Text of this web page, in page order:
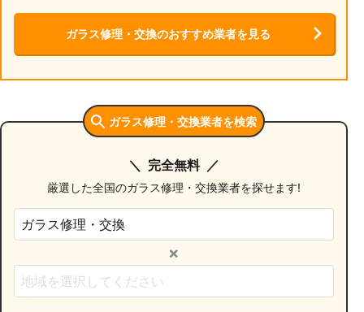
ガラス修理・交換のおすすめ業者を見る
ガラス修理・交換業者を検索
完全無料
厳選した全国のガラス修理・交換業者を探せます!
×